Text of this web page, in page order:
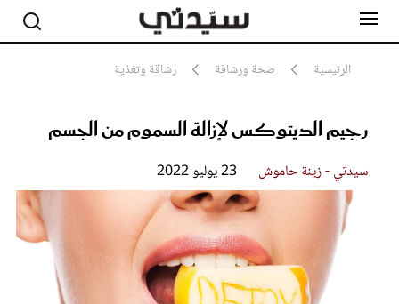
الرئيسية صحة ورشاقة رشاقة وتغذية
رجيم الديتوكس لإزالة السموم من الجسم
سيدتي - زينة حاموش 23 يوليو 2022
مشاهير
أناقة
جمال
صحة ورشاقة
سيدتي وطفلك
لايف ستايل